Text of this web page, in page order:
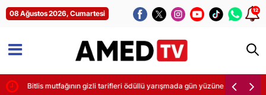
08 Ağustos 2026, Cumartesi 12
Bitlis mutfağının gizli tarifleri ödüllü yarışmada gün yüzüne çıktı